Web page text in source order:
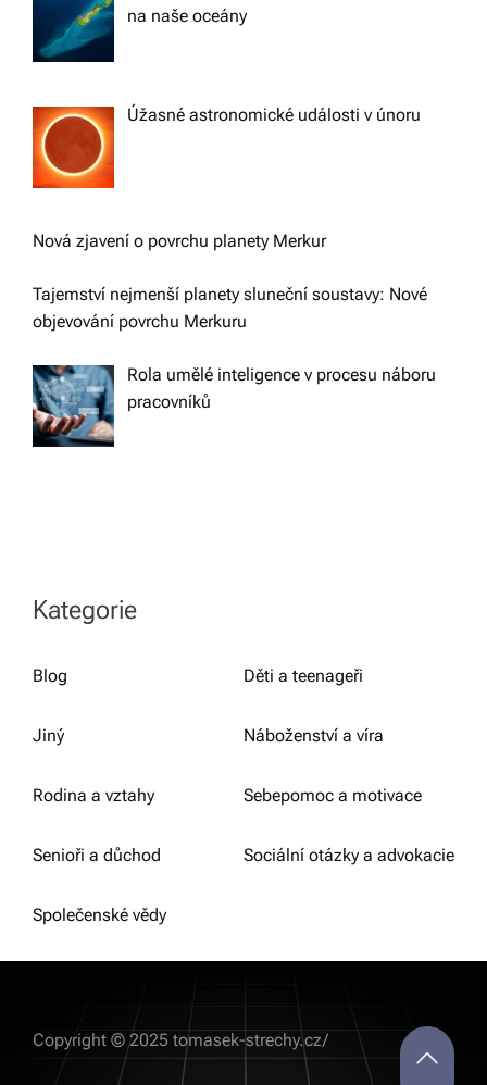
na naše oceány
Úžasné astronomické události v únoru
Nová zjavení o povrchu planety Merkur
Tajemství nejmenší planety sluneční soustavy: Nové
objevování povrchu Merkuru
Rola umělé inteligence v procesu náboru
pracovníků
Kategorie
Blog Děti a teenageři
Jiný Náboženství a víra
Rodina a vztahy Sebepomoc a motivace
Senioři a důchod Sociální otázky a advokacie
Společenské vědy
Copyright © 2025 tomasek-strechy.cz/